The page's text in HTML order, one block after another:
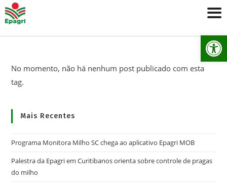
No momento, não há nenhum post publicado com esta
tag.
Mais Recentes
Programa Monitora Milho SC chega ao aplicativo Epagri MOB
Palestra da Epagri em Curitibanos orienta sobre controle de pragas
do milho